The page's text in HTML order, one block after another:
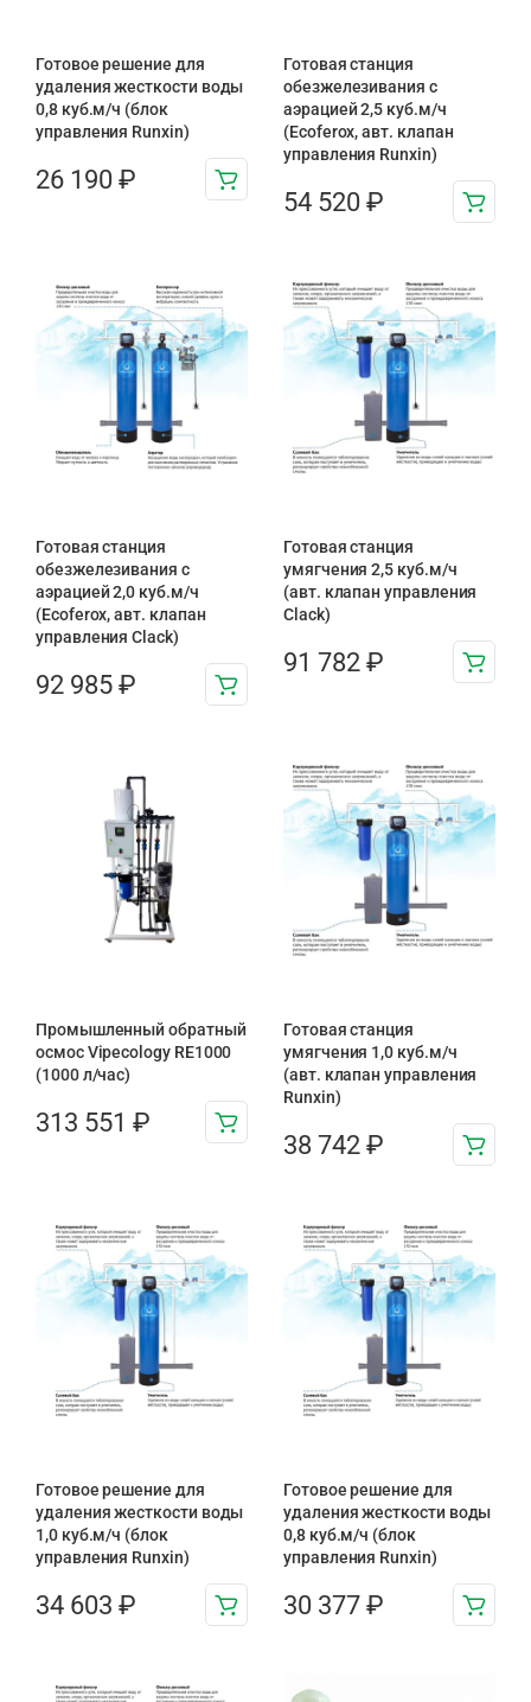
Готовое решение для
удаления жесткости воды
0,8 куб.м/ч (блок
управления Runxin)
26 190 ₽
Готовая станция
обезжелезивания c
аэрацией 2,5 куб.м/ч
(Ecoferox, авт. клапан
управления Runxin)
54 520 ₽
Готовая станция
обезжелезивания c
аэрацией 2,0 куб.м/ч
(Ecoferox, авт. клапан
управления Clack)
92 985 ₽
Готовая станция
умягчения 2,5 куб.м/ч
(авт. клапан управления
Clack)
91 782 ₽
Промышленный обратный
осмос Vipecology RE1000
(1000 л/час)
313 551 ₽
Готовая станция
умягчения 1,0 куб.м/ч
(авт. клапан управления
Runxin)
38 742 ₽
Готовое решение для
удаления жесткости воды
1,0 куб.м/ч (блок
управления Runxin)
34 603 ₽
Готовое решение для
удаления жесткости воды
0,8 куб.м/ч (блок
управления Runxin)
30 377 ₽